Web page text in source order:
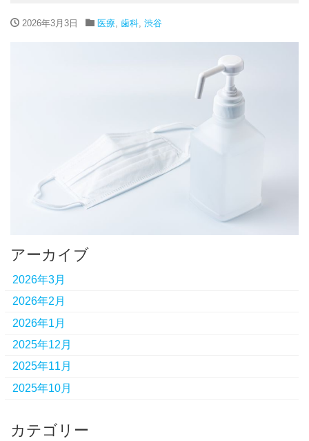
2026年3月3日 医療, 歯科, 渋谷
アーカイブ
2026年3月
2026年2月
2026年1月
2025年12月
2025年11月
2025年10月
カテゴリー